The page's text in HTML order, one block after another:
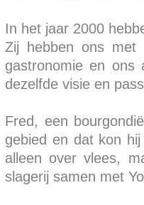
In het jaar 2000
Zij hebben ons met
gastronomie en ons
dezelfde visie en
Fred, een
gebied en dat kon
alleen over vlees,
slagerij samen met